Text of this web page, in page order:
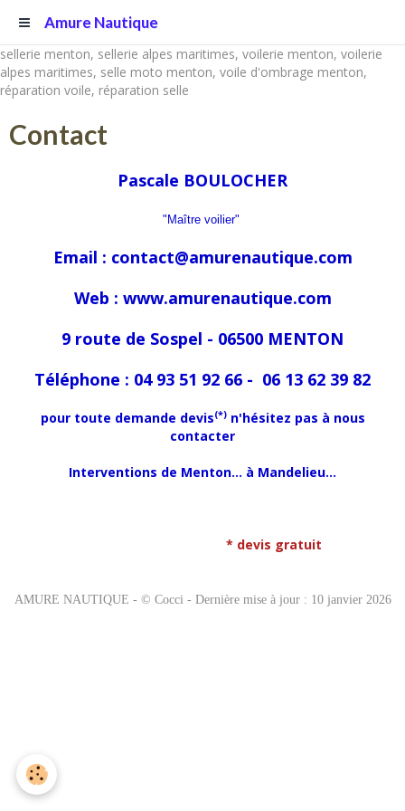
sellerie menton, sellerie alpes maritimes, voilerie menton, voilerie
alpes maritimes, selle moto menton, voile d'ombrage menton,
réparation voile, réparation selle
Amure Nautique
Contact
Pascale BOULOCHER
"Maître voilier"
Email : contact@amurenautique.com
Web : www.amurenautique.com
9 route de Sospel - 06500 MENTON
Téléphone : 04 93 51 92 66 - 06 13 62 39 82
pour toute demande devis(*)n'hésitez pas à nous
contacter
Interventions de Menton... à Mandelieu...
* devis gratuit
AMURE NAUTIQUE - © Cocci - Dernière mise à jour : 10 janvier 2026